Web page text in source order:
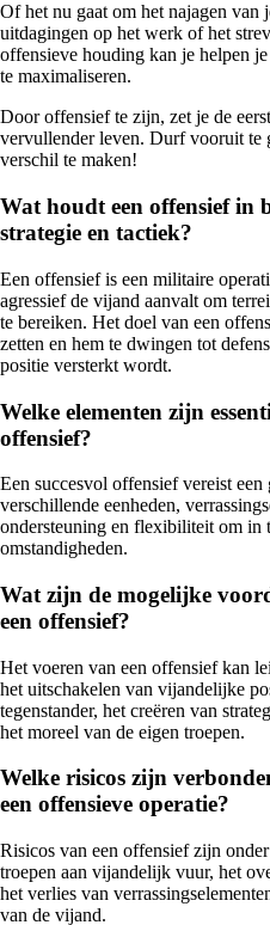
Of het nu gaat om het najagen van
uitdagingen op het werk of het
offensieve houding kan je helpen
te maximaliseren.
Door offensief te zijn, zet je de
vervullender leven. Durf vooruit te
verschil te maken!
Wat houdt een offensief in
strategie en tactiek?
Een offensief is een militaire
agressief de vijand aanvalt om
te bereiken. Het doel van een
zetten en hem te dwingen tot
positie versterkt wordt.
Welke elementen zijn
offensief?
Een succesvol offensief vereist
verschillende eenheden,
ondersteuning en flexibiliteit om in
omstandigheden.
Wat zijn de mogelijke
een offensief?
Het voeren van een offensief kan
het uitschakelen van vijandelijke
tegenstander, het creëren van
het moreel van de eigen troepen.
Welke risicos zijn
een offensieve operatie?
Risicos van een offensief zijn
troepen aan vijandelijk vuur, het
het verlies van
van de vijand.